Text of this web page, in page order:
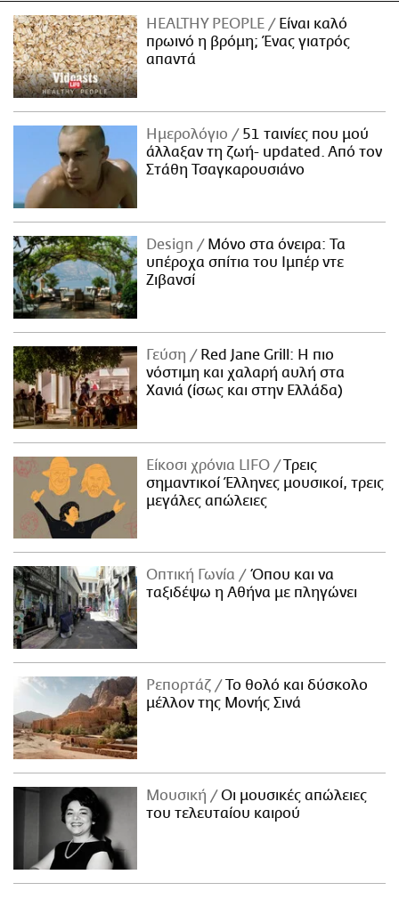
HEALTHY PEOPLE
Είναι καλό
πρωινό η βρόμη; Ένας γιατρός
απαντά
Ημερολόγιο
51 ταινίες που μού
άλλαξαν τη ζωή- updated. Aπό τον
Στάθη Τσαγκαρουσιάνο
Design
Μόνο στα όνειρα: Τα
υπέροχα σπίτια του Ιμπέρ ντε
Ζιβανσί
Γεύση
Red Jane Grill: Η πιο
νόστιμη και χαλαρή αυλή στα
Χανιά (ίσως και στην Ελλάδα)
Είκοσι χρόνια LIFO
Tρεις
σημαντικοί Έλληνες μουσικοί, τρεις
μεγάλες απώλειες
Οπτική Γωνία
Όπου και να
ταξιδέψω η Αθήνα με πληγώνει
Ρεπορτάζ
Το θολό και δύσκολο
μέλλον της Μονής Σινά
Μουσική
Οι μουσικές απώλειες
του τελευταίου καιρού